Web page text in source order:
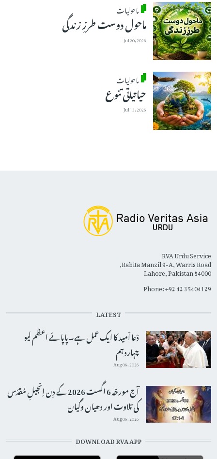
ماحولیات
ماحول دوست طرزِ زندگی
Jul 20, 2026
ماحولیات
حیاتیاتی تنوع
Jul 13, 2026
RVA Urdu Service
Rabita Manzil 9-A, Warris Road,
Lahore, Pakistan 54000
Phone: +92 42 35404129
LATEST
دْعا اْمید کا ایک عمل ہے۔پاپائے اعظم لیو
چہاردہم
Aug 06, 2026
آج مورخہ 6 اگست 2026 کے دِن اِنجیلِ مُقدّس
کی تلاوت اور دھیان وگیان
Aug 06, 2026
DOWNLOAD RVA APP